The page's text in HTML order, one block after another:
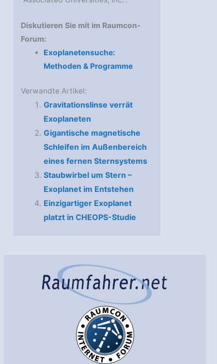
Diskutieren Sie mit im Raumcon-
Forum:
Exoplanetensuche:
Methoden & Programme
Verwandte Artikel:
Gravitationslinse verrät
Exoplaneten
Gigantische magnetische
Schleifen im Außenbereich
eines fernen Sternsystems
Staubwirbel um Stern –
Exoplanet im Entstehen
Einzigartiger Exoplanet
platzt in CHEOPS-Studie